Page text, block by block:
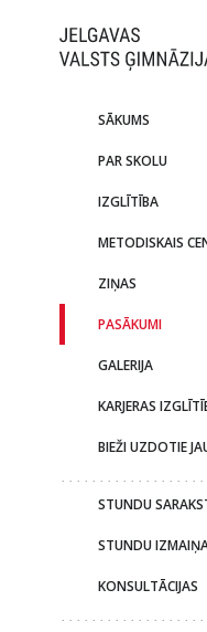
SĀKUMS
PAR SKOLU
IZGLĪTĪBA
METODISKAIS
ZIŅAS
PASĀKUMI
GALERIJA
KARJERAS
BIEŽI UZDOTIE
STUNDU
STUNDU
KONSULTĀCIJAS